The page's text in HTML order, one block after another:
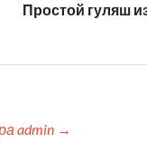
Простой гуляш
admin →